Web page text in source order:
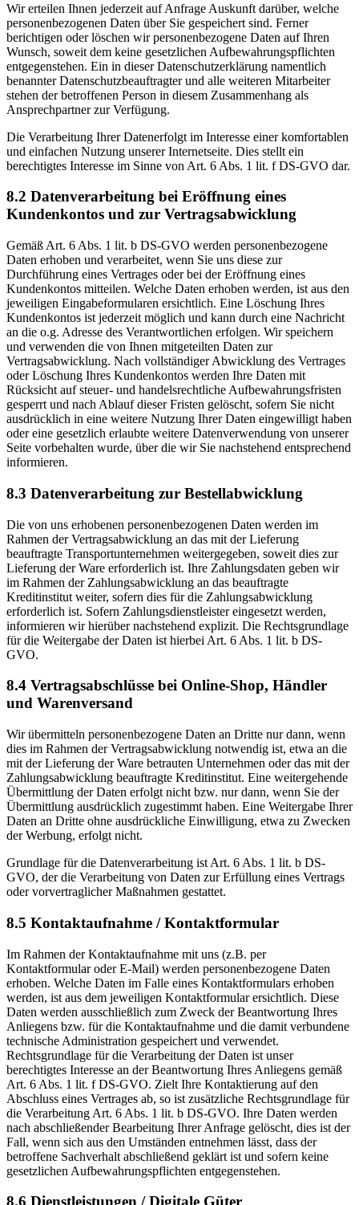
Wir erteilen Ihnen jederzeit auf Anfrage Auskunft darüber, welche
personenbezogenen Daten über Sie gespeichert sind. Ferner
berichtigen oder löschen wir personenbezogene Daten auf Ihren
Wunsch, soweit dem keine gesetzlichen Aufbewahrungspflichten
entgegenstehen. Ein in dieser Datenschutzerklärung namentlich
benannter Datenschutzbeauftragter und alle weiteren Mitarbeiter
stehen der betroffenen Person in diesem Zusammenhang als
Ansprechpartner zur Verfügung.
Die Verarbeitung Ihrer Datenerfolgt im Interesse einer komfortablen
und einfachen Nutzung unserer Internetseite. Dies stellt ein
berechtigtes Interesse im Sinne von Art. 6 Abs. 1 lit. f DS-GVO dar.
8.2 Datenverarbeitung bei Eröffnung eines
Kundenkontos und zur Vertragsabwicklung
Gemäß Art. 6 Abs. 1 lit. b DS-GVO werden personenbezogene
Daten erhoben und verarbeitet, wenn Sie uns diese zur
Durchführung eines Vertrages oder bei der Eröffnung eines
Kundenkontos mitteilen. Welche Daten erhoben werden, ist aus den
jeweiligen Eingabeformularen ersichtlich. Eine Löschung Ihres
Kundenkontos ist jederzeit möglich und kann durch eine Nachricht
an die o.g. Adresse des Verantwortlichen erfolgen. Wir speichern
und verwenden die von Ihnen mitgeteilten Daten zur
Vertragsabwicklung. Nach vollständiger Abwicklung des Vertrages
oder Löschung Ihres Kundenkontos werden Ihre Daten mit
Rücksicht auf steuer- und handelsrechtliche Aufbewahrungsfristen
gesperrt und nach Ablauf dieser Fristen gelöscht, sofern Sie nicht
ausdrücklich in eine weitere Nutzung Ihrer Daten eingewilligt haben
oder eine gesetzlich erlaubte weitere Datenverwendung von unserer
Seite vorbehalten wurde, über die wir Sie nachstehend entsprechend
informieren.
8.3 Datenverarbeitung zur Bestellabwicklung
Die von uns erhobenen personenbezogenen Daten werden im
Rahmen der Vertragsabwicklung an das mit der Lieferung
beauftragte Transportunternehmen weitergegeben, soweit dies zur
Lieferung der Ware erforderlich ist. Ihre Zahlungsdaten geben wir
im Rahmen der Zahlungsabwicklung an das beauftragte
Kreditinstitut weiter, sofern dies für die Zahlungsabwicklung
erforderlich ist. Sofern Zahlungsdienstleister eingesetzt werden,
informieren wir hierüber nachstehend explizit. Die Rechtsgrundlage
für die Weitergabe der Daten ist hierbei Art. 6 Abs. 1 lit. b DS-
GVO.
8.4 Vertragsabschlüsse bei Online-Shop, Händler
und Warenversand
Wir übermitteln personenbezogene Daten an Dritte nur dann, wenn
dies im Rahmen der Vertragsabwicklung notwendig ist, etwa an die
mit der Lieferung der Ware betrauten Unternehmen oder das mit der
Zahlungsabwicklung beauftragte Kreditinstitut. Eine weitergehende
Übermittlung der Daten erfolgt nicht bzw. nur dann, wenn Sie der
Übermittlung ausdrücklich zugestimmt haben. Eine Weitergabe Ihrer
Daten an Dritte ohne ausdrückliche Einwilligung, etwa zu Zwecken
der Werbung, erfolgt nicht.
Grundlage für die Datenverarbeitung ist Art. 6 Abs. 1 lit. b DS-
GVO, der die Verarbeitung von Daten zur Erfüllung eines Vertrags
oder vorvertraglicher Maßnahmen gestattet.
8.5 Kontaktaufnahme / Kontaktformular
Im Rahmen der Kontaktaufnahme mit uns (z.B. per
Kontaktformular oder E-Mail) werden personenbezogene Daten
erhoben. Welche Daten im Falle eines Kontaktformulars erhoben
werden, ist aus dem jeweiligen Kontaktformular ersichtlich. Diese
Daten werden ausschließlich zum Zweck der Beantwortung Ihres
Anliegens bzw. für die Kontaktaufnahme und die damit verbundene
technische Administration gespeichert und verwendet.
Rechtsgrundlage für die Verarbeitung der Daten ist unser
berechtigtes Interesse an der Beantwortung Ihres Anliegens gemäß
Art. 6 Abs. 1 lit. f DS-GVO. Zielt Ihre Kontaktierung auf den
Abschluss eines Vertrages ab, so ist zusätzliche Rechtsgrundlage für
die Verarbeitung Art. 6 Abs. 1 lit. b DS-GVO. Ihre Daten werden
nach abschließender Bearbeitung Ihrer Anfrage gelöscht, dies ist der
Fall, wenn sich aus den Umständen entnehmen lässt, dass der
betroffene Sachverhalt abschließend geklärt ist und sofern keine
gesetzlichen Aufbewahrungspflichten entgegenstehen.
8.6 Dienstleistungen / Digitale Güter